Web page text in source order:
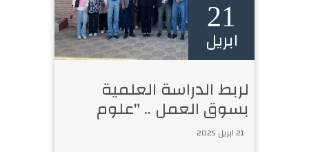
21
ابريل
لربط الدراسة العلمية
بسوق العمل .. "علوم
دمنهور" تنظم زيارة
21 ابريل 2025